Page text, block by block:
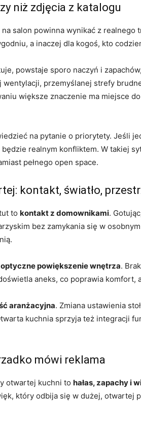
niż zdjęcia z katalogu
salon powinna wynikać z
a inaczej dla kogoś, kto
powstaje sporo naczyń i
przemyślanej strefy
większe znaczenie ma miejsce
na pytanie o priorytety. Jeśli
będzie realnym konfliktem. W takiej
pełnego open space.
kontakt, światło,
to kontakt z domownikami.
bez zamykania się w
optyczne powiększenie wnętrza.
aneks, co poprawia
aranżacyjna. Zmiana ustawienia
kuchnia sprzyja też integracji
mówi reklama
otwartej kuchni to hałas, zapachy i
który odbija się w dużej, otwartej